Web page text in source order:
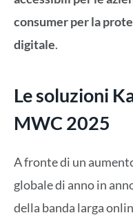
consumer per la
digitale.
Le soluzioni
MWC 2025
A fronte di un
globale di anno in
della banda larga